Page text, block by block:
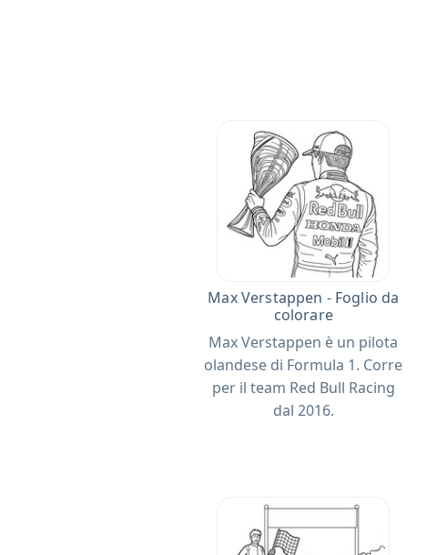
Max Verstappen - Foglio da
colorare
Max Verstappen è un pilota
olandese di Formula 1. Corre
per il team Red Bull Racing
dal 2016.